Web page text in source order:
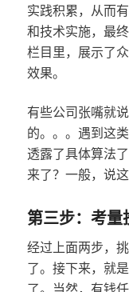
实践积累，从而
和技术实施，最
栏目里，展示了
效果。
有些公司张嘴就
的。。。遇到这
透露了具体算法
来了？一般，说
第三步：考量
经过上面两步，
了。接下来，就